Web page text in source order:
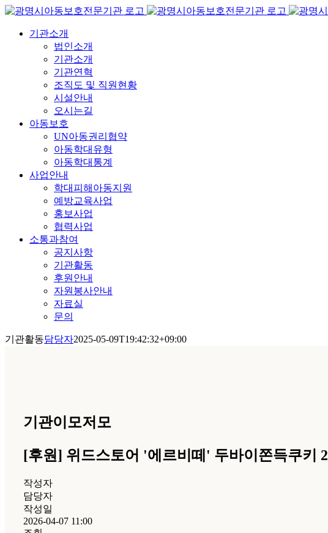
콘
기관소개
법인소개
기관소개
기관연혁
조직도 및 직원현황
시설안내
오시는길
아동보호
UN아동권리협약
아동학대유형
아동학대통계
사업안내
학대피해아동지원
예방교육사업
홍보사업
협력사업
소통과참여
공지사항
기관활동
후원안내
자원봉사안내
자료실
문의
기관활동담당자2025-05-09T19:42:32+09:00
기관이모저모
[후원] 위드스토어 '에르비떼' 두바이쫀득쿠키
작성자
담당자
작성일
2026-04-07 11:00